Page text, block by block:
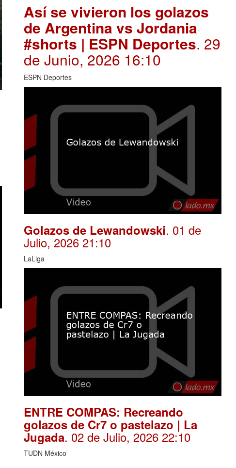
Así se vivieron los golazos
de Argentina vs Jordania
#shorts | ESPN Deportes. 29
de Junio, 2026 16:10
ESPN Deportes
Golazos de Lewandowski. 01 de
Julio, 2026 21:10
LaLiga
ENTRE COMPAS: Recreando
golazos de Cr7 o pastelazo | La
Jugada. 02 de Julio, 2026 22:10
TUDN México